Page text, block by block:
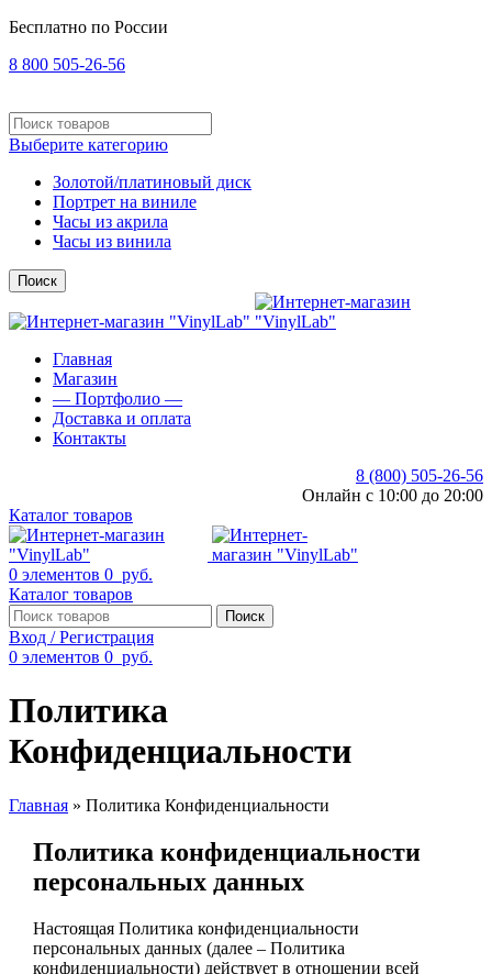
Бесплатно по России
8 800 505-26-56
Выберите категорию
Золотой/платиновый диск
Портрет на виниле
Часы из акрила
Часы из винила
Поиск
Главная
Магазин
— Портфолио —
Доставка и оплата
Контакты
8 (800) 505-26-56
Онлайн с 10:00 до 20:00
Каталог товаров
0 элементов 0 руб.
Каталог товаров
Поиск
Вход / Регистрация
0 элементов 0 руб.
Политика
Конфиденциальности
Главная » Политика Конфиденциальности
Политика конфиденциальности
персональных данных
Настоящая Политика конфиденциальности
персональных данных (далее – Политика
конфиденциальности) действует в отношении всей